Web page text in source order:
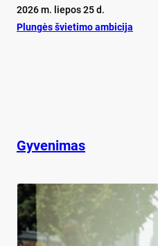
2026 m. liepos 25 d.
Plun­gės švie­ti­mo am­bi­ci­ja
Gyvenimas